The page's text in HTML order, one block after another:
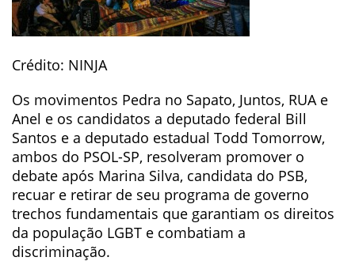
Crédito: NINJA
Os movimentos Pedra no Sapato, Juntos, RUA e
Anel e os candidatos a deputado federal Bill
Santos e a deputado estadual Todd Tomorrow,
ambos do PSOL-SP, resolveram promover o
debate após Marina Silva, candidata do PSB,
recuar e retirar de seu programa de governo
trechos fundamentais que garantiam os direitos
da população LGBT e combatiam a
discriminação.